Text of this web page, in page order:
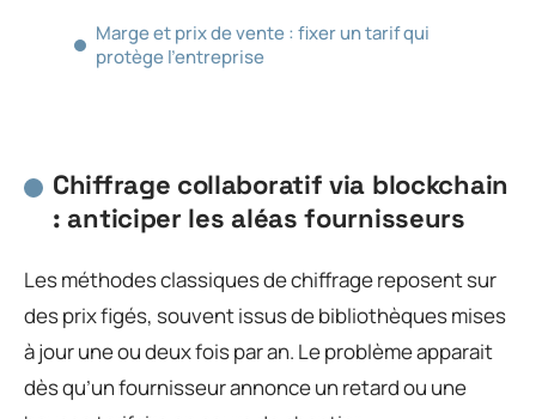
Marge et prix de vente : fixer un tarif qui
protège l’entreprise
Chiffrage collaboratif via blockchain
: anticiper les aléas fournisseurs
Les méthodes classiques de chiffrage reposent sur
des prix figés, souvent issus de bibliothèques mises
à jour une ou deux fois par an. Le problème apparait
dès qu’un fournisseur annonce un retard ou une